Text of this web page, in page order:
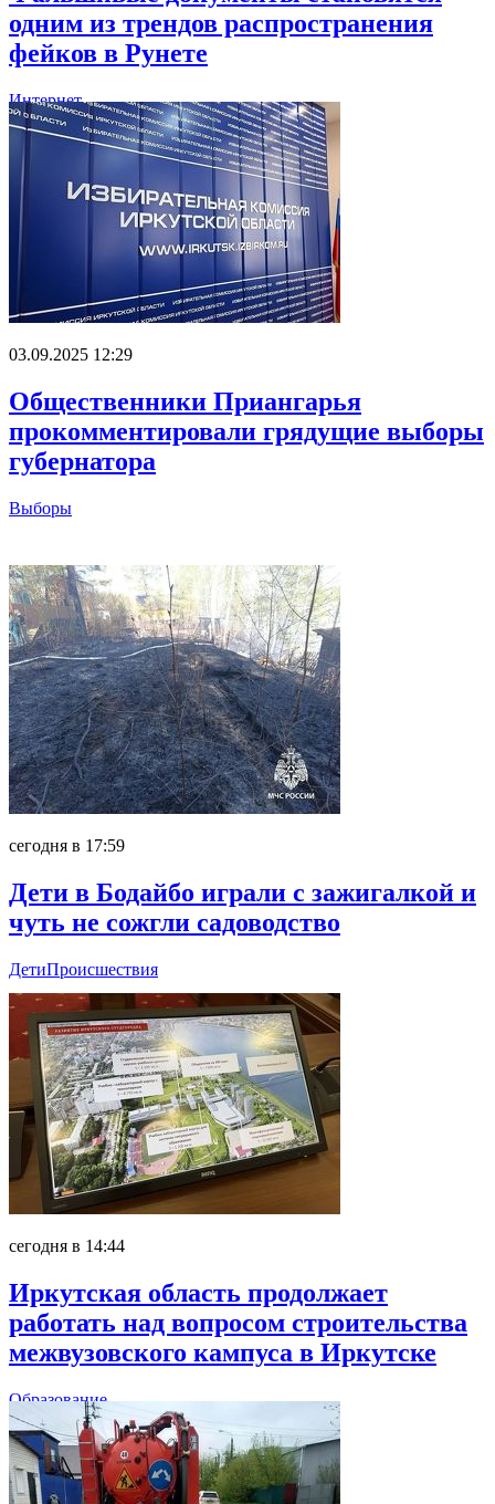
одним из трендов распространения
фейков в Рунете
Интернет
03.09.2025 12:29
Общественники Приангарья
прокомментировали грядущие выборы
губернатора
Выборы
сегодня в 17:59
Дети в Бодайбо играли с зажигалкой и
чуть не сожгли садоводство
ДетиПроисшествия
сегодня в 14:44
Иркутская область продолжает
работать над вопросом строительства
межвузовского кампуса в Иркутске
Образование